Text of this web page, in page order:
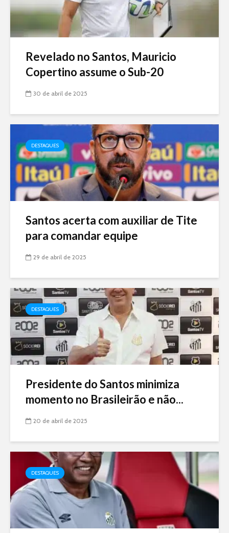
Revelado no Santos, Mauricio
Copertino assume o Sub-20
30 de abril de 2025
DESTAQUES
Santos acerta com auxiliar de Tite
para comandar equipe
29 de abril de 2025
DESTAQUES
Presidente do Santos minimiza
momento no Brasileirão e não...
20 de abril de 2025
DESTAQUES